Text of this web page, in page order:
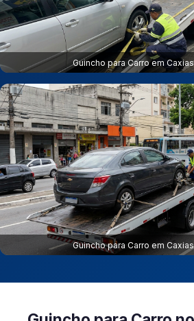
Guincho para Carro em Caxias
Guincho para Carro em Caxias